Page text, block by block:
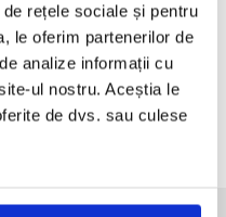
rețele sociale și pentru
le oferim partenerilor de
analize informații cu
ul nostru. Aceștia le
de dvs. sau culese
rochiilor de ocazie
– cand benzile
de fotografie de moda